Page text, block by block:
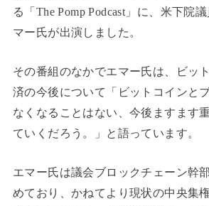
る「The Pomp Podcast」に、米下院
マー氏が出演しました。
その番組のなかでエマー氏は、ビッ
済の今後について「ビットコインと
なくなることはない、今後ますます
ていくだろう。」と語っています。
エマー氏は議会ブロックチェーン幹
めており、かねてより現状の中央集